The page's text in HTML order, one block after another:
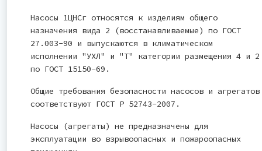
Насосы 1ЦНСг относятся к изделиям общего
назначения вида 2 (восстанавливаемые) по ГОСТ
27.003-90 и выпускаются в климатическом
исполнении "УХЛ" и "Т" категории размещения 4 и 2
по ГОСТ 15150-69.
Общие требования безопасности насосов и агрегатов
соответствуют ГОСТ Р 52743-2007.
Насосы (агрегаты) не предназначены для
эксплуатации во взрывоопасных и пожароопасных